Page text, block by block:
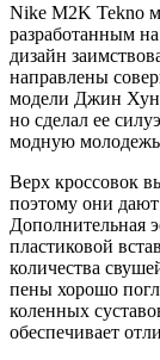
Nike M2K Tekno
разработанным
дизайн
направлены
модели Джин Хун
но сделал ее
модную
Верх кроссовок
поэтому они
Дополнительная
пластиковой
количества
пены хорошо
коленных
обеспечивает